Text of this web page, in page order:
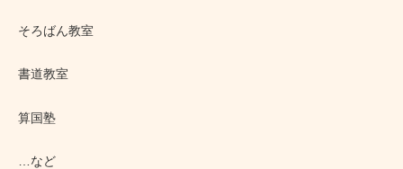
そろばん教室
書道教室
算国塾
…など